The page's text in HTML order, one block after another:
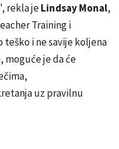
rekla jeLindsay Monal,
Training i
i ne savije koljena
je da će
uz pravilnu